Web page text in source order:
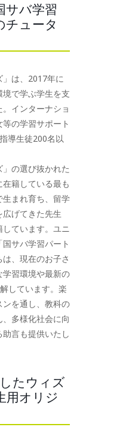
サバ学習
チュータ
」は、2017年に
で学ぶ学生を支
インターナショ
の学習サポート
導生徒200名以
」の選び抜かれた
籍している最も
まれ育ち、留学
げてきた先生
ています。ユニ
サバ学習パート
、現在のお子さ
学習環境や最新の
しています。楽
ンを通し、教科の
多様化社会に向
言も提供いたし
たウィズ
用オリジ